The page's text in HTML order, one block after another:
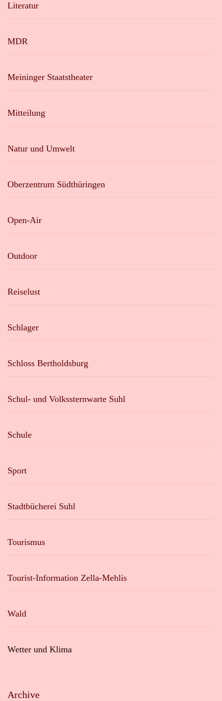
Literatur
MDR
Meininger Staatstheater
Mitteilung
Natur und Umwelt
Oberzentrum Südthüringen
Open-Air
Outdoor
Reiselust
Schlager
Schloss Bertholdsburg
Schul- und Volkssternwarte Suhl
Schule
Sport
Stadtbücherei Suhl
Tourismus
Tourist-Information Zella-Mehlis
Wald
Wetter und Klima
Archive